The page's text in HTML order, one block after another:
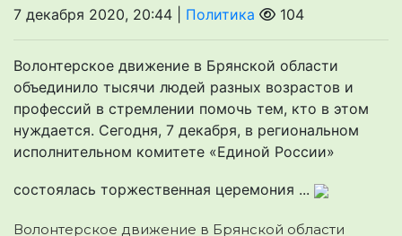
7 декабря 2020, 20:44 | Политика 104
Волонтерское движение в Брянской области
объединило тысячи людей разных возрастов и
профессий в стремлении помочь тем, кто в этом
нуждается. Сегодня, 7 декабря, в региональном
исполнительном комитете «Единой России»
состоялась торжественная церемония ...
Волонтерское движение в Брянской области